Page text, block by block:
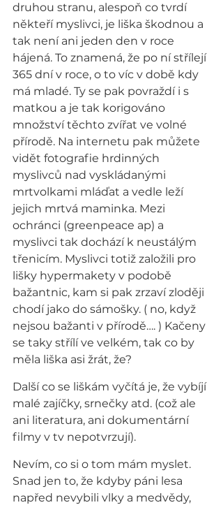
druhou stranu, alespoň co tvrdí
někteří myslivci, je liška škodnou a
tak není ani jeden den v roce
hájená. To znamená, že po ní střílejí
365 dní v roce, o to víc v době kdy
má mladé. Ty se pak povraždí i s
matkou a je tak korigováno
množství těchto zvířat ve volné
přírodě. Na internetu pak můžete
vidět fotografie hrdinných
myslivců nad vyskládanými
mrtvolkami mláďat a vedle leží
jejich mrtvá maminka. Mezi
ochránci (greenpeace ap) a
myslivci tak dochází k neustálým
třenicím. Myslivci totiž založili pro
lišky hypermakety v podobě
bažantnic, kam si pak zrzaví zloději
chodí jako do sámošky. ( no, když
nejsou bažanti v přírodě…. ) Kačeny
se taky střílí ve velkém, tak co by
měla liška asi žrát, že?
Další co se liškám vyčítá je, že vybíjí
malé zajíčky, srnečky atd. (což ale
ani literatura, ani dokumentární
filmy v tv nepotvrzují).
Nevím, co si o tom mám myslet.
Snad jen to, že kdyby páni lesa
napřed nevybili vlky a medvědy,